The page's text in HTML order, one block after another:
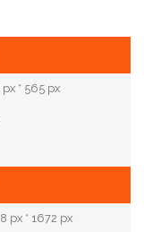
px * 565 px
px * 1672 px